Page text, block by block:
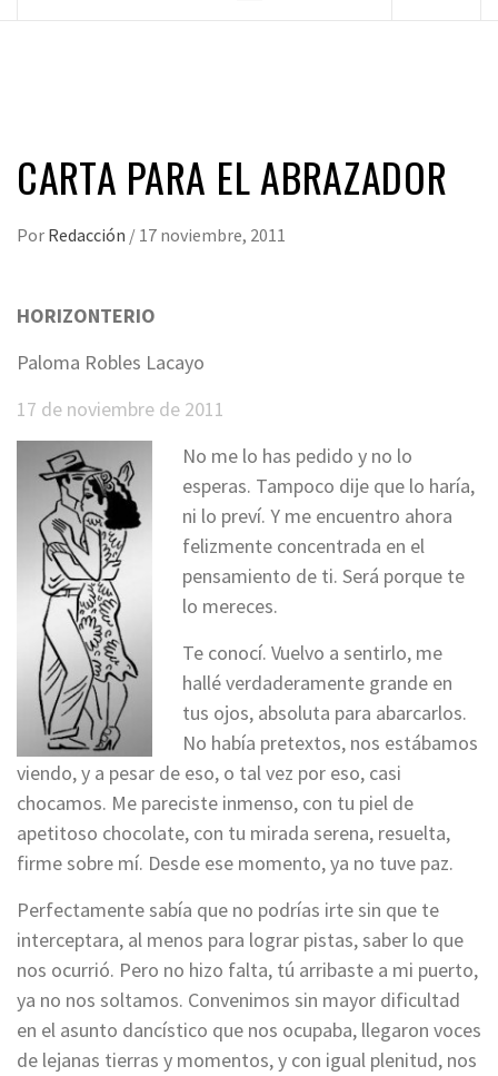
CARTA PARA EL ABRAZADOR
Por Redacción / 17 noviembre, 2011
HORIZONTERIO
Paloma Robles Lacayo
17 de noviembre de 2011
No me lo has pedido y no lo
esperas. Tampoco dije que lo haría,
ni lo preví. Y me encuentro ahora
felizmente concentrada en el
pensamiento de ti. Será porque te
lo mereces.
Te conocí. Vuelvo a sentirlo, me
hallé verdaderamente grande en
tus ojos, absoluta para abarcarlos.
No había pretextos, nos estábamos
viendo, y a pesar de eso, o tal vez por eso, casi
chocamos. Me pareciste inmenso, con tu piel de
apetitoso chocolate, con tu mirada serena, resuelta,
firme sobre mí. Desde ese momento, ya no tuve paz.
Perfectamente sabía que no podrías irte sin que te
interceptara, al menos para lograr pistas, saber lo que
nos ocurrió. Pero no hizo falta, tú arribaste a mi puerto,
ya no nos soltamos. Convenimos sin mayor dificultad
en el asunto dancístico que nos ocupaba, llegaron voces
de lejanas tierras y momentos, y con igual plenitud, nos